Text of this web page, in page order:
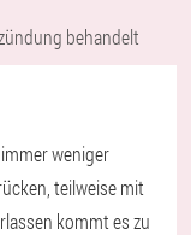
behandelt
weniger
teilweise mit
kommt es zu